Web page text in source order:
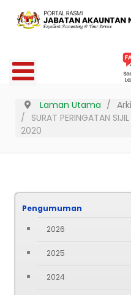
Laman Utama
SURAT PERINGATAN
2020
Pengumuman
2026
2025
2024